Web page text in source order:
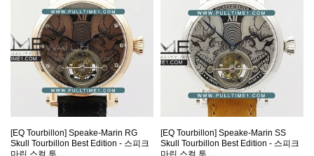
[EQ Tourbillon] Speake-Marin RG
Skull Tourbillon Best Edition - 스피크
마린 스컬 투…
[EQ Tourbillon] Speake-Marin SS
Skull Tourbillon Best Edition - 스피크
마린 스컬 투…